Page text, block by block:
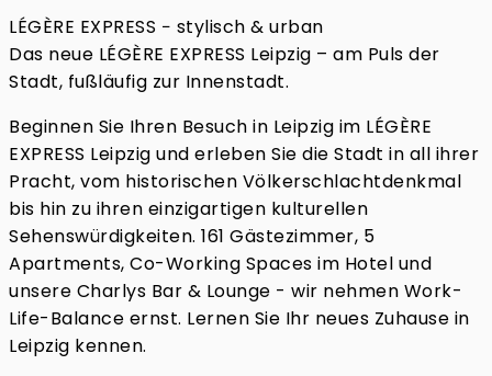
LÉGÈRE EXPRESS − stylisch & urban
Das neue LÉGÈRE EXPRESS Leipzig – am Puls der
Stadt, fußläufig zur Innenstadt.
Beginnen Sie Ihren Besuch in Leipzig im LÉGÈRE
EXPRESS Leipzig und erleben Sie die Stadt in all ihrer
Pracht, vom historischen Völkerschlachtdenkmal
bis hin zu ihren einzigartigen kulturellen
Sehenswürdigkeiten. 161 Gästezimmer, 5
Apartments, Co-Working Spaces im Hotel und
unsere Charlys Bar & Lounge - wir nehmen Work-
Life-Balance ernst. Lernen Sie Ihr neues Zuhause in
Leipzig kennen.